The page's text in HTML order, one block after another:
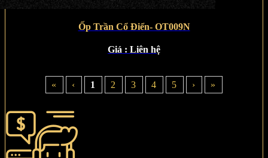
Ốp Trần Cổ Điển- OT009N
Giá : Liên hệ
« ‹ 1 2 3 4 5 › »